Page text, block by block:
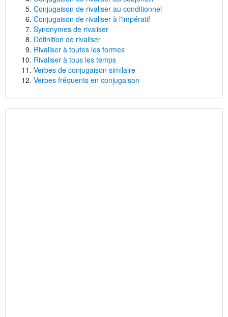
Conjugaison de rivaliser au conditionnel
Conjugaison de rivaliser à l'impératif
Synonymes de rivaliser
Définition de rivaliser
Rivaliser à toutes les formes
Rivaliser à tous les temps
Verbes de conjugaison similaire
Verbes fréquents en conjugaison